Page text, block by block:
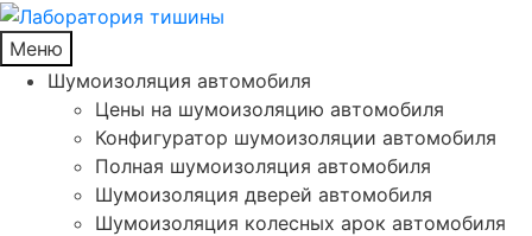
Меню
Шумоизоляция автомобиля
Цены на шумоизоляцию автомобиля
Конфигуратор шумоизоляции автомобиля
Полная шумоизоляция автомобиля
Шумоизоляция дверей автомобиля
Шумоизоляция колесных арок автомобиля